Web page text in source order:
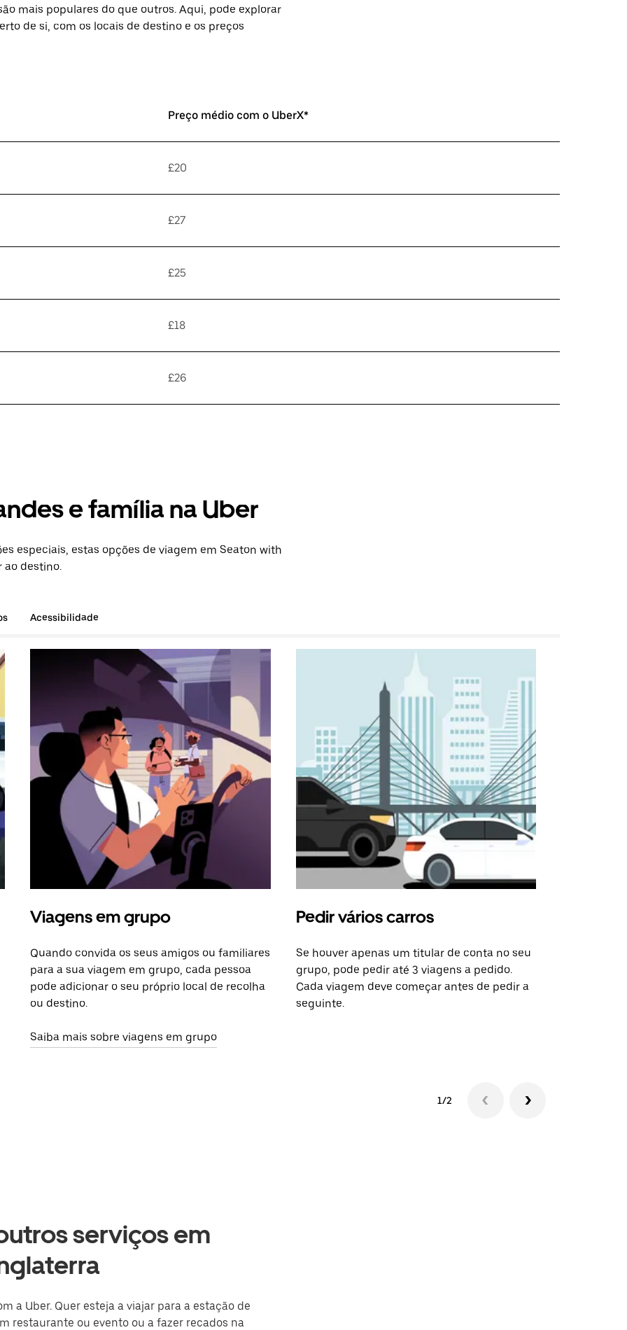
mais populares do que outros. Aqui, pode explorar
de si, com os locais de destino e os preços
Preço médio com o UberX*
£20
£27
£25
£18
£26
e família na Uber
especiais, estas opções de viagem em Seaton with
ao destino.
Acessibilidade
Viagens em grupo
Quando convida os seus amigos ou familiares
para a sua viagem em grupo, cada pessoa
pode adicionar o seu próprio local de recolha
ou destino.
Saiba mais sobre viagens em grupo
Pedir vários carros
Se houver apenas um titular de conta no seu
grupo, pode pedir até 3 viagens a pedido.
Cada viagem deve começar antes de pedir a
seguinte.
1/2
serviços em
a Uber. Quer esteja a viajar para a estação de
restaurante ou evento ou a fazer recados na